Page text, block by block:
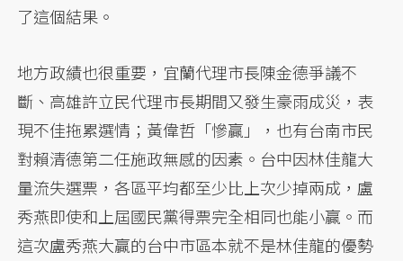
了這個結果。
地方政績也很重要，宜蘭代理市長陳金德爭議不
斷、高雄許立民代理市長期間又發生豪雨成災，表
現不佳拖累選情；黃偉哲「慘贏」，也有台南市民
對賴清德第二任施政無感的因素。台中因林佳龍大
量流失選票，各區平均都至少比上次少掉兩成，盧
秀燕即使和上屆國民黨得票完全相同也能小贏。而
這次盧秀燕大贏的台中市區本就不是林佳龍的優勢